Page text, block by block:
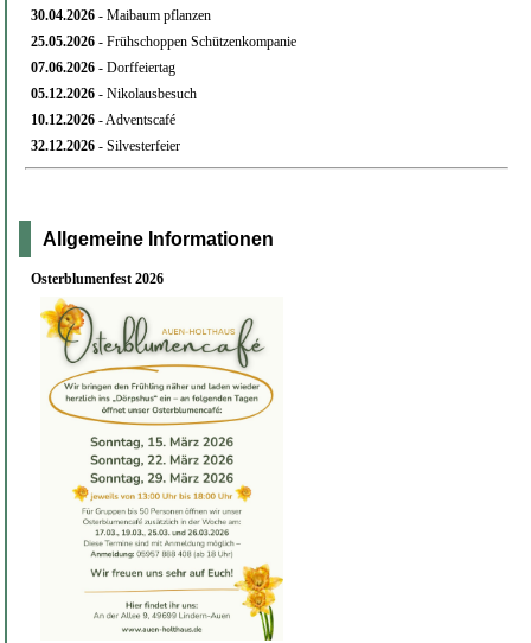
30.04.2026 - Maibaum pflanzen
25.05.2026 - Frühschoppen Schützenkompanie
07.06.2026 - Dorffeiertag
05.12.2026 - Nikolausbesuch
10.12.2026 - Adventscafé
32.12.2026 - Silvesterfeier
Allgemeine Informationen
Osterblumenfest 2026